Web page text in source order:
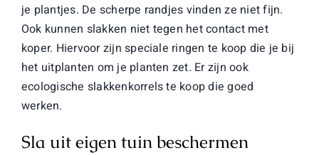
je plantjes. De scherpe randjes vinden ze niet fijn.
Ook kunnen slakken niet tegen het contact met
koper. Hiervoor zijn speciale ringen te koop die je bij
het uitplanten om je planten zet. Er zijn ook
ecologische slakkenkorrels te koop die goed
werken.
Sla uit eigen tuin beschermen